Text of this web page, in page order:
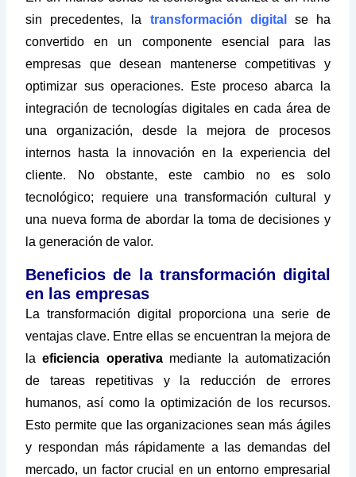
sin precedentes, la
transformación digital
se ha
convertido en un componente esencial para las
empresas que desean mantenerse competitivas y
optimizar sus operaciones. Este proceso abarca la
integración de tecnologías digitales en cada área de
una organización, desde la mejora de procesos
internos hasta la innovación en la experiencia del
cliente. No obstante, este cambio no es solo
tecnológico; requiere una transformación cultural y
una nueva forma de abordar la toma de decisiones y
la generación de valor.
Beneficios de la transformación digital
en las empresas
La transformación digital proporciona una serie de
ventajas clave. Entre ellas se encuentran la mejora de
laeficiencia operativamediante la automatización
de tareas repetitivas y la reducción de errores
humanos, así como la optimización de los recursos.
Esto permite que las organizaciones sean más ágiles
y respondan más rápidamente a las demandas del
mercado, un factor crucial en un entorno empresarial